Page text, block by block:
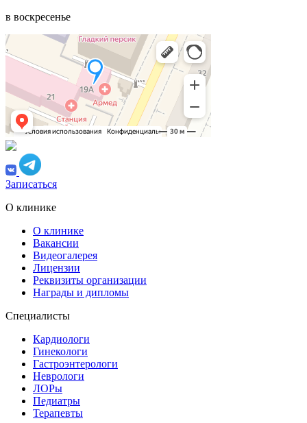
в воскресенье
Записаться
О клинике
О клинике
Вакансии
Видеогалерея
Лицензии
Реквизиты организации
Награды и дипломы
Специалисты
Кардиологи
Гинекологи
Гастроэнтерологи
Неврологи
ЛОРы
Педиатры
Терапевты